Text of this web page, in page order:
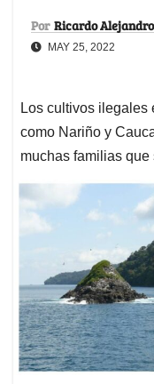
Por Ricardo
MAY 25, 2022
Los cultivos ilegales
como Nariño y
muchas familias